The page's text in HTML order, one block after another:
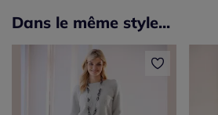
Dans le même style...